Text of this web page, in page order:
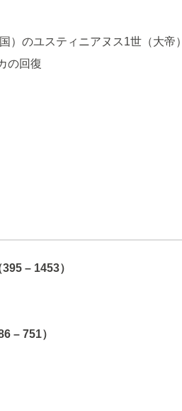
）のユスティニアヌス1世（大帝）
の回復
– 1453）
– 751）